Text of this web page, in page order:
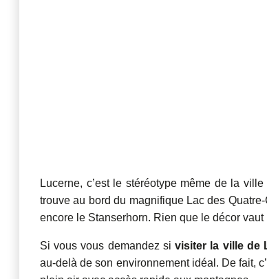
Lucerne, c’est le stéréotype même de la
trouve au bord du magnifique Lac des
encore le Stanserhorn. Rien que le décor vaut
Si vous vous demandez sivisiter la ville de
au-delà de son environnement idéal. De fait, c